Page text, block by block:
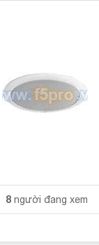
8 người đang xem